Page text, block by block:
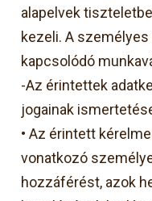
alapelvek
kezeli. A
kapcsolódó
-Az érintettek
jogainak
• Az érintett
vonatkozó
hozzáférést, azok